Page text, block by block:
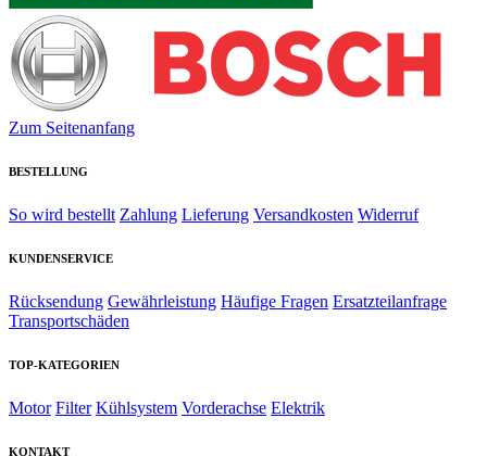
Zum Seitenanfang
BESTELLUNG
So wird bestellt Zahlung Lieferung Versandkosten Widerruf
KUNDENSERVICE
Rücksendung Gewährleistung Häufige Fragen Ersatzteilanfrage
Transportschäden
TOP-KATEGORIEN
Motor Filter Kühlsystem Vorderachse Elektrik
KONTAKT